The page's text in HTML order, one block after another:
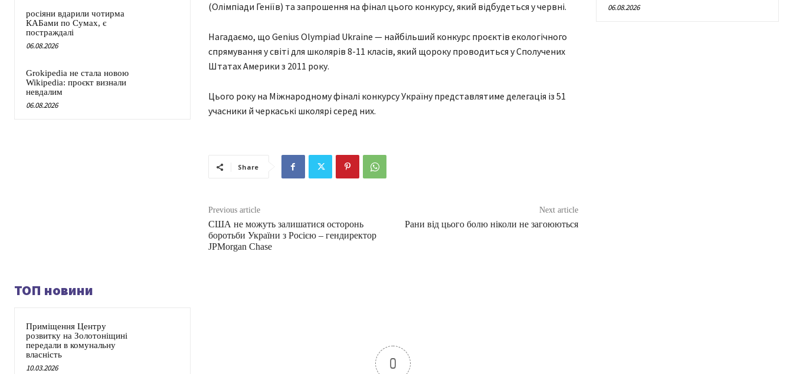
росіяни вдарили чотирма
КАБами по Сумах, є
постраждалі
06.08.2026
Grokipedia не стала новою
Wikipedia: проєкт визнали
невдалим
06.08.2026
(Олімпіади Геніїв) та запрошення на фінал цього конкурсу, який відбудеться у червні.
Нагадаємо, що Genius Olympiad Ukraine — найбільший конкурс проєктів екологічного
спрямування у світі для школярів 8-11 класів, який щороку проводиться у Сполучених
Штатах Америки з 2011 року.
Цього року на Міжнародному фіналі конкурсу Україну представлятиме делегація із 51
учасники й черкаські школярі серед них.
Share
Previous article
США не можуть залишатися осторонь
боротьби України з Росією – гендиректор
JPMorgan Chase
Next article
Рани від цього болю ніколи не загоюються
ТОП новини
Приміщення Центру
розвитку на Золотоніщині
передали в комунальну
власність
10.03.2026 0
06.08.2026